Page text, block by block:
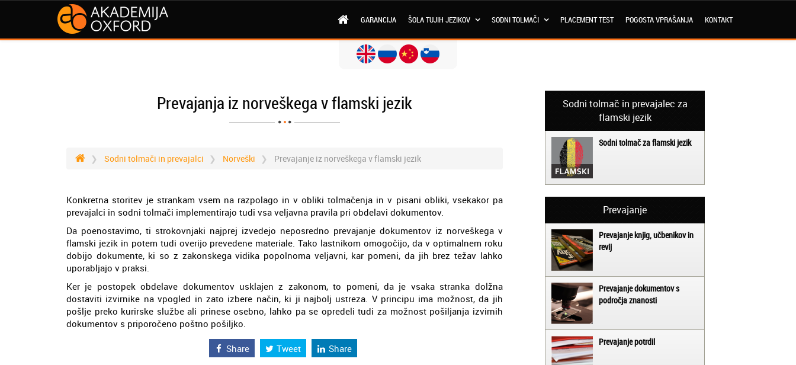
GARANCIJA ŠOLA TUJIH JEZIKOV SODNI TOLMAČI PLACEMENT TEST POGOSTA VPRAŠANJA KONTAKT
Prevajanja iz norveškega v flamski jezik
Sodni tolmači in prevajalci Norveški Prevajanje iz norveškega v flamski jezik
Konkretna storitev je strankam vsem na razpolago in v obliki tolmačenja in v pisani obliki, vsekakor pa
prevajalci in sodni tolmači implementirajo tudi vsa veljavna pravila pri obdelavi dokumentov.
Da poenostavimo, ti strokovnjaki najprej izvedejo neposredno prevajanje dokumentov iz norveškega v
flamski jezik in potem tudi overijo prevedene materiale. Tako lastnikom omogočijo, da v optimalnem roku
dobijo dokumente, ki so z zakonskega vidika popolnoma veljavni, kar pomeni, da jih brez težav lahko
uporabljajo v praksi.
Ker je postopek obdelave dokumentov usklajen z zakonom, to pomeni, da je vsaka stranka dolžna
dostaviti izvirnike na vpogled in zato izbere način, ki ji najbolj ustreza. V principu ima možnost, da jih
pošlje preko kurirske službe ali prinese osebno, lahko pa se opredeli tudi za možnost pošiljanja izvirnih
dokumentov s priporočeno poštno pošiljko.
Share Tweet Share
Sodni tolmač in prevajalec za
flamski jezik
Sodni tolmač za flamski jezik
Prevajanje
Prevajanje knjig, učbenikov in
revij
Prevajanje dokumentov s
področja znanosti
Prevajanje potrdil